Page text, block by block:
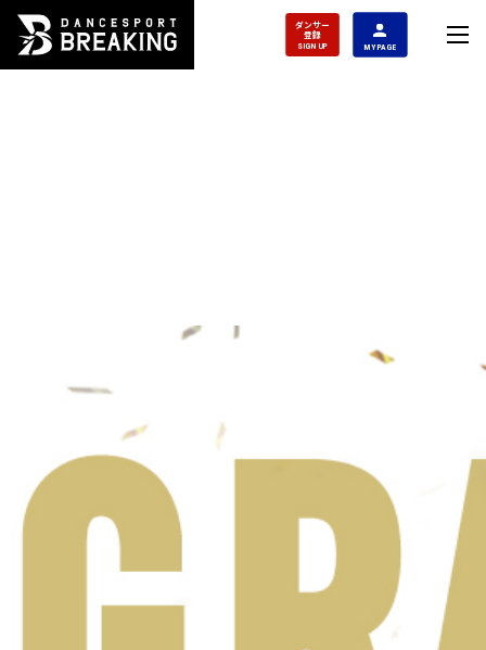
ダンサー
登録
SIGN UP MY PAGE